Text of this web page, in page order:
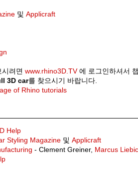
및 Applicraft
려면 www.rhino3D.TV에 로그인하셔서
3D car를 찾으시기 바랍니다.
of Rhino tutorials
Help
Styling Magazine 및 Applicraft
- Clement Greiner, Marcus